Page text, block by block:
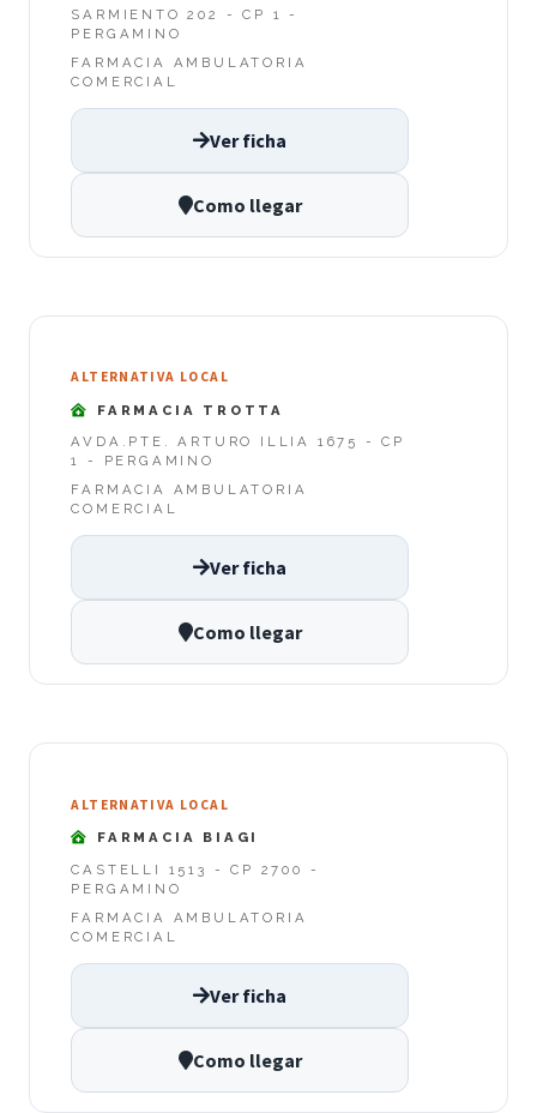
SARMIENTO 202 - CP 1 -
PERGAMINO
FARMACIA AMBULATORIA
COMERCIAL
Ver ficha
Como llegar
ALTERNATIVA LOCAL
FARMACIA TROTTA
AVDA.PTE. ARTURO ILLIA 1675 - CP
1 - PERGAMINO
FARMACIA AMBULATORIA
COMERCIAL
Ver ficha
Como llegar
ALTERNATIVA LOCAL
FARMACIA BIAGI
CASTELLI 1513 - CP 2700 -
PERGAMINO
FARMACIA AMBULATORIA
COMERCIAL
Ver ficha
Como llegar